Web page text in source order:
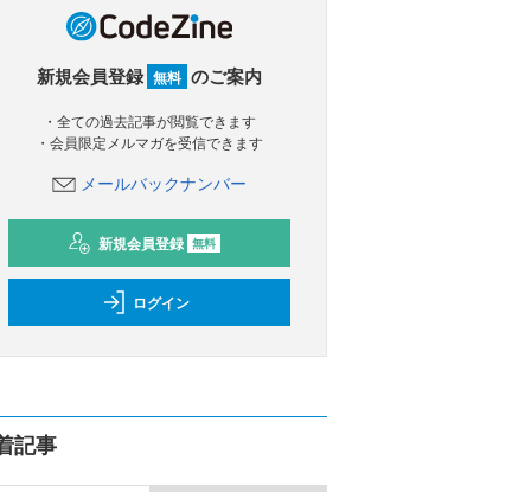
新規会員登録 無料 のご案内
・全ての過去記事が閲覧できます
・会員限定メルマガを受信できます
メールバックナンバー
新規会員登録 無料
ログイン
記事